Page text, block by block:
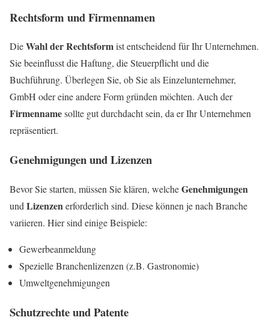
Rechtsform und Firmennamen
DieWahl der Rechtsformist entscheidend für Ihr Unternehmen.
Sie beeinflusst die Haftung, die Steuerpflicht und die
Buchführung. Überlegen Sie, ob Sie als Einzelunternehmer,
GmbH oder eine andere Form gründen möchten. Auch der
Firmennamesollte gut durchdacht sein, da er Ihr Unternehmen
repräsentiert.
Genehmigungen und Lizenzen
Bevor Sie starten, müssen Sie klären, welcheGenehmigungen
und Lizenzenerforderlich sind. Diese können je nach Branche
variieren. Hier sind einige Beispiele:
Gewerbeanmeldung
Spezielle Branchenlizenzen (z.B. Gastronomie)
Umweltgenehmigungen
Schutzrechte und Patente